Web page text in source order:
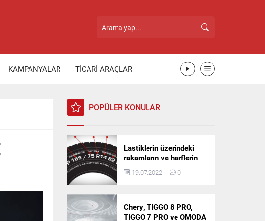
KAMPANYALAR TİCARİ ARAÇLAR
POPÜLER KONULAR
Lastiklerin üzerindeki
rakamların ve harflerin
anlamı nedir?
19.07.2022 0
Chery, TIGGO 8 PRO,
TIGGO 7 PRO ve OMODA